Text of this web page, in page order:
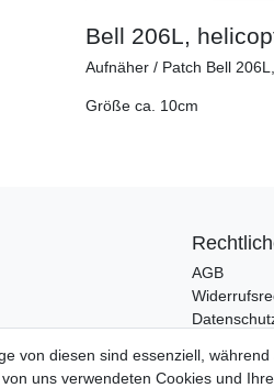
Bell 206L,
Aufnäher / Patch Bell
Größe ca. 10cm
AGB
von diesen sind essenziell,
uns verwendeten Cookies und